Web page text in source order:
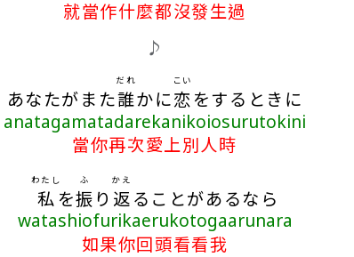
就當作什麼都沒發生過
♪
あなたがまた誰
だれ
かに恋
こい
をするときに
anatagamatadarekanikoiosurutokini
當你再次愛上別人時
私
わたし
を振
ふ
り 返
かえ
ることがあるなら
watashiofurikaerukotogaarunara
如果你回頭看看我